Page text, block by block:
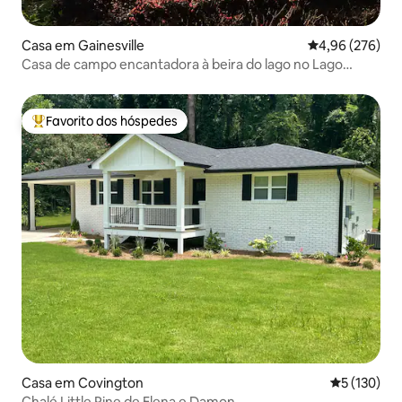
Casa em Gainesville Classificação
4,96 (276)
Casa de campo encantadora à beira do lago no Lago
Favoritos dos hóspedes mais apreciados
Favorito dos hóspedes
Casa em Covington
5 (130)